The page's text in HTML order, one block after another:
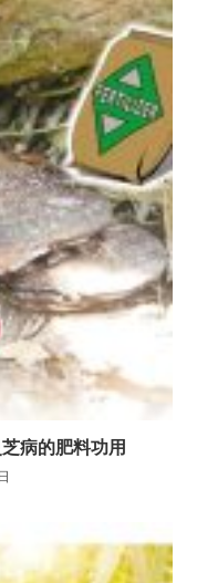
病的肥料功用